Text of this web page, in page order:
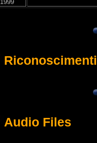
1999
Riconoscimenti
Audio Files